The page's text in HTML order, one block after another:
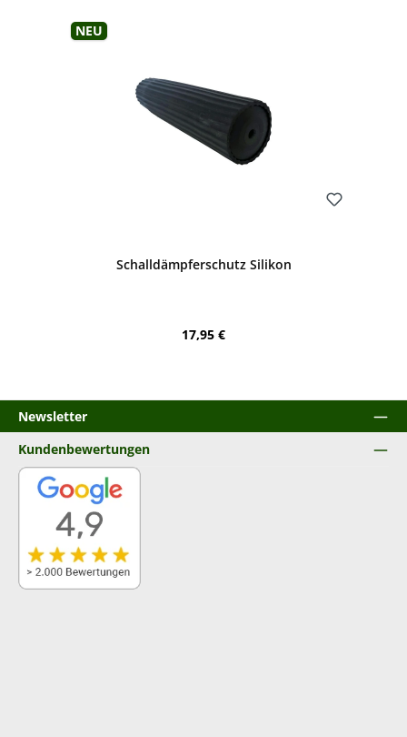
Neu
Schalldämpferschutz Silikon
Regulärer Preis:
17,95 €
Newsletter
Kundenbewertungen